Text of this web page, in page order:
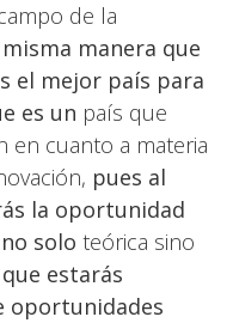
de la
manera que
el mejor país para
es un país que
en cuanto a materia
pues al
la oportunidad
solo teórica sino
estarás
oportunidades